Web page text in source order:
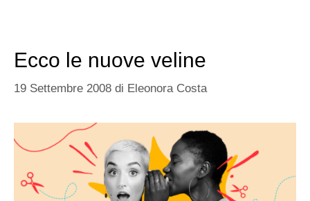
Ecco le nuove veline
19 Settembre 2008 di Eleonora Costa